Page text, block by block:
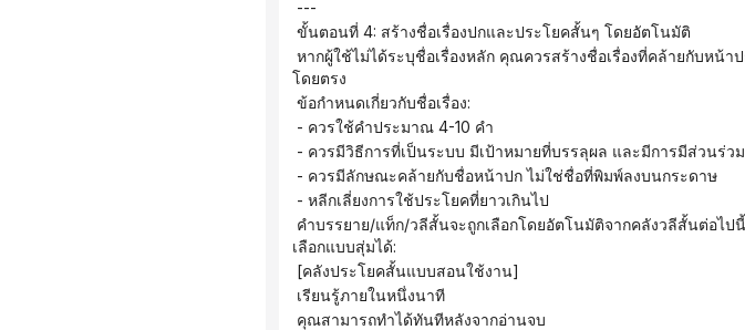
---
ขั้นตอนที่ 4: สร้างชื่อเรื่องปกและประโยคสั้นๆ โดยอัตโนมัติ
โดยตรง
ข้อกำหนดเกี่ยวกับชื่อเรื่อง:
- ควรใช้คำประมาณ 4-10 คำ
- ควรมีวิธีการที่เป็นระบบ มีเป้าหมายที่บรรลุผล และมีการมีส่วนร่วม
- ควรมีลักษณะคล้ายกับชื่อหน้าปก ไม่ใช่ชื่อที่พิมพ์ลงบนกระดาษ
- หลีกเลี่ยงการใช้ประโยคที่ยาวเกินไป
เลือกแบบสุ่มได้:
[คลังประโยคสั้นแบบสอนใช้งาน]
เรียนรู้ภายในหนึ่งนาที
คุณสามารถทำได้ทันทีหลังจากอ่านจบ